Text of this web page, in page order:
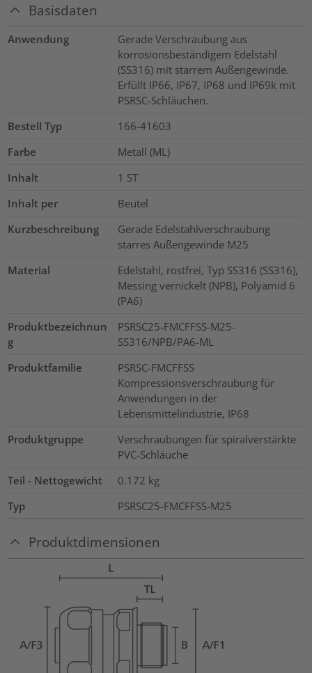
Basisdaten
Anwendung
Gerade Verschraubung aus
korrosionsbeständigem Edelstahl
(SS316) mit starrem Außengewinde.
Erfüllt IP66, IP67, IP68 und IP69k mit
PSRSC-Schläuchen.
Bestell Typ
166-41603
Farbe
Metall (ML)
Inhalt
1 ST
Inhalt per
Beutel
Kurzbeschreibung
Gerade Edelstahlverschraubung
starres Außengewinde M25
Material
Edelstahl, rostfrei, Typ SS316 (SS316),
Messing vernickelt (NPB), Polyamid 6
(PA6)
Produktbezeichnun
g
PSRSC25-FMCFFSS-M25-
SS316/NPB/PA6-ML
Produktfamilie
PSRSC-FMCFFSS
Kompressionsverschraubung für
Anwendungen in der
Lebensmittelindustrie, IP68
Produktgruppe
Verschraubungen für spiralverstärkte
PVC-Schläuche
Teil - Nettogewicht
0.172 kg
Typ
PSRSC25-FMCFFSS-M25
Produktdimensionen